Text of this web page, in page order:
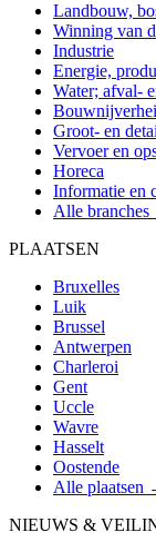
Landbouw,
Winning van
Industrie
Energie,
Water; afval-
Groot- en
Vervoer en
Horeca
Informatie en
Alle
PLAATSEN
Bruxelles
Luik
Brussel
Antwerpen
Charleroi
Gent
Uccle
Wavre
Hasselt
Oostende
Alle plaatsen
NIEUWS &